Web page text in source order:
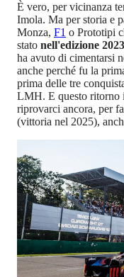
È vero, per vicinanza
Imola. Ma per storia e
Monza, F1 o Prototipi
stato nell'edizione 2023
ha avuto di cimentarsi
anche perché fu la
prima delle tre
LMH. E questo ritorno
riprovarci ancora, per
(vittoria nel 2025),